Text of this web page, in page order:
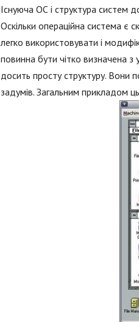
Існуюча ОС і структура систем
Оскільки операційна система
легко використовувати і
повинна бути чітко визначена з
досить просту структуру. Вони
задумів. Загальним прикладом